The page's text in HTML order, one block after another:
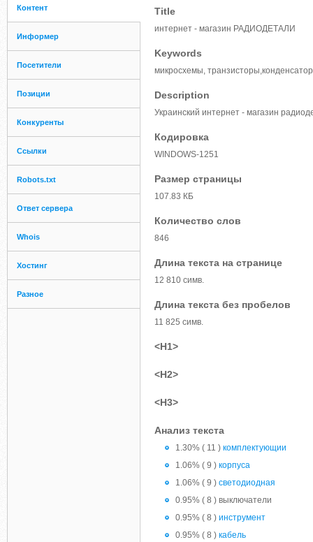
Контент
Информер
Посетители
Позиции
Конкуренты
Ссылки
Robots.txt
Ответ сервера
Whois
Хостинг
Разное
Title
интернет - магазин РАДИОДЕТАЛИ
Keywords
микросхемы,
Description
Украинский интернет - магазин
Кодировка
WINDOWS-1251
Размер страницы
107.83 КБ
Количество слов
846
Длина текста на странице
12 810 симв.
Длина текста без пробелов
11 825 симв.
<H1>
<H2>
<H3>
Анализ текста
1.30% ( 11 ) комплектующии
1.06% ( 9 ) корпуса
1.06% ( 9 ) светодиодная
0.95% ( 8 ) выключатели
0.95% ( 8 ) инструмент
0.95% ( 8 ) кабель